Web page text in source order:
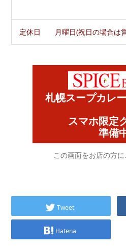
定休日 月曜日(祝日の場合は
札幌スープカレ
スマホ限定
準備
この画面をお店の方
Tweet
Hatena